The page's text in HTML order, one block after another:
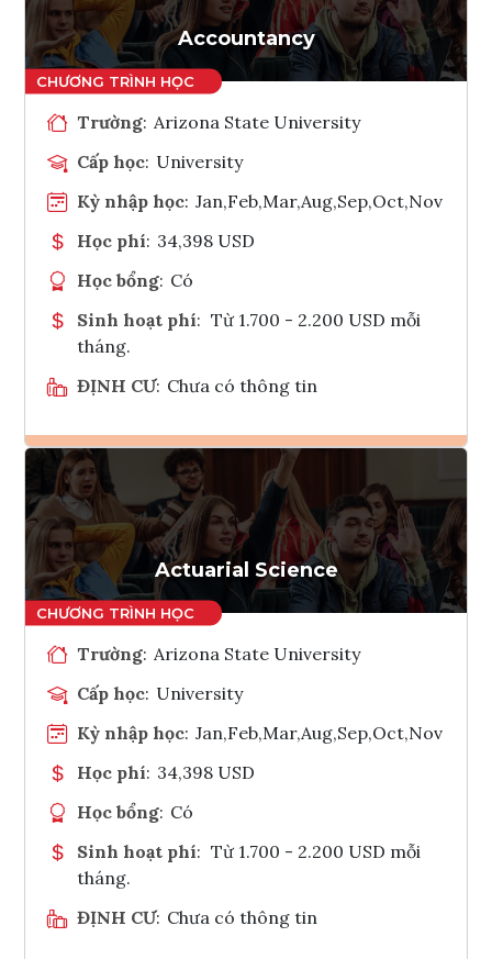
Accountancy
Trường: Arizona State University
Cấp học: University
Kỳ nhập học: Jan,Feb,Mar,Aug,Sep,Oct,Nov
Học phí: 34,398 USD
Học bổng: Có
Sinh hoạt phí: Từ 1.700 - 2.200 USD mỗi
tháng.
ĐỊNH CƯ: Chưa có thông tin
Ghi danh
Tham vấn Interlink
Actuarial Science
Trường: Arizona State University
Cấp học: University
Kỳ nhập học: Jan,Feb,Mar,Aug,Sep,Oct,Nov
Học phí: 34,398 USD
Học bổng: Có
Sinh hoạt phí: Từ 1.700 - 2.200 USD mỗi
tháng.
ĐỊNH CƯ: Chưa có thông tin